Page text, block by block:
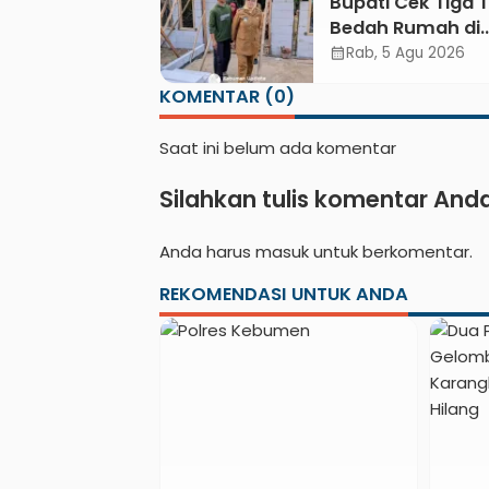
Unggulan
Kebumen
Bedah Rumah di
Kebumen,
calendar_monthRab, 5 Agu 2026
KOMENTAR (0)
Saat ini belum ada komentar
Silahkan tulis komentar
Anda harus masukuntuk berkomentar.
REKOMENDASI UNTUK ANDA